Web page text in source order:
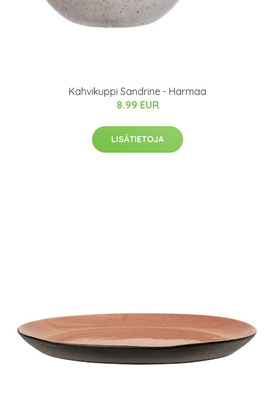
Kahvikuppi Sandrine - Harmaa
8.99 EUR
LISÄTIETOJA